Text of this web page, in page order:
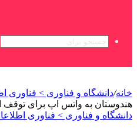
خانه/دانشگاه و فناوری > فناوری
هندوستان به واتس اپ برای توقف
دانشگاه و فناوری > فناوری